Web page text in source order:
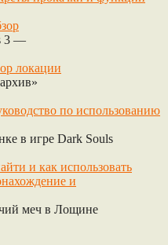
3 —
локации
по использованию
в игре Dark Souls
и
меч в Лощине